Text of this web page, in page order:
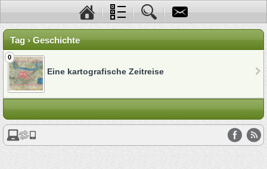
Tag › Geschichte
0
Eine kartografische Zeitreise